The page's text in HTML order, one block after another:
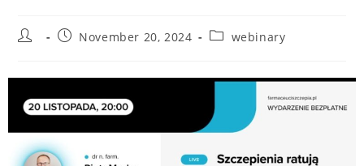
November 20, 2024 webinary